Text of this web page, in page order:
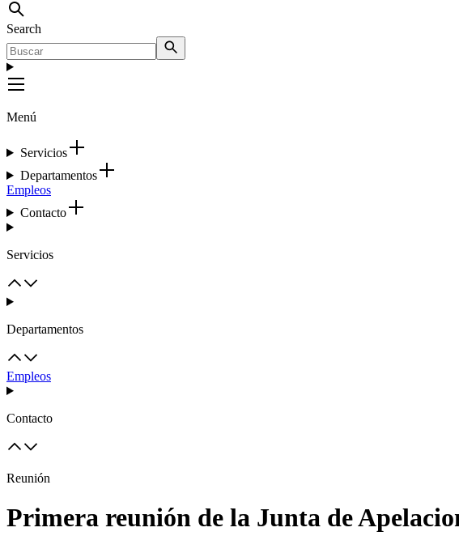
Search
Menú
Servicios
Departamentos
Empleos
Contacto
Servicios
Departamentos
Empleos
Contacto
Reunión
Primera reunión de la Junta de